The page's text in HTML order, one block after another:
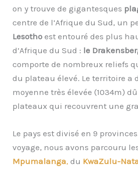
on y trouve de gigantesques
centre de l’Afrique du Sud, un
Lesotho est entouré des plus
d’Afrique du Sud : le
comporte de nombreux reliefs
du plateau élevé. Le territoire a
moyenne très élevée (1034m)
plateaux qui recouvrent une
Le pays est divisé en 9
voyage, nous avons parcouru
Mpumalanga, du KwaZulu-